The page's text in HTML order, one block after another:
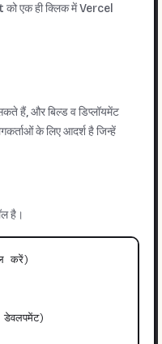
एक ही क्लिक में Vercel
हैं, और बिल्ड व डिप्लॉयमेंट
के लिए आदर्श है जिन्हें
है।
करें)